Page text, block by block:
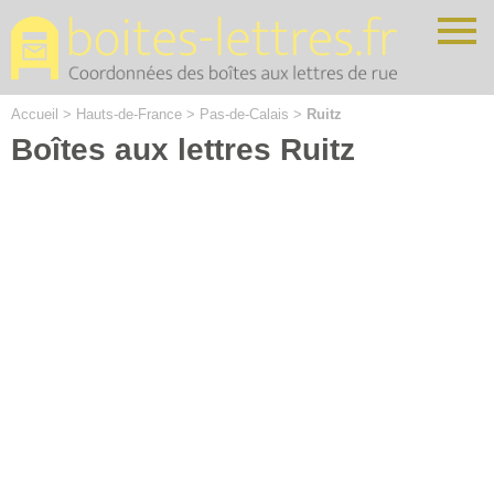
Accueil > Hauts-de-France > Pas-de-Calais > Ruitz
Boîtes aux lettres Ruitz